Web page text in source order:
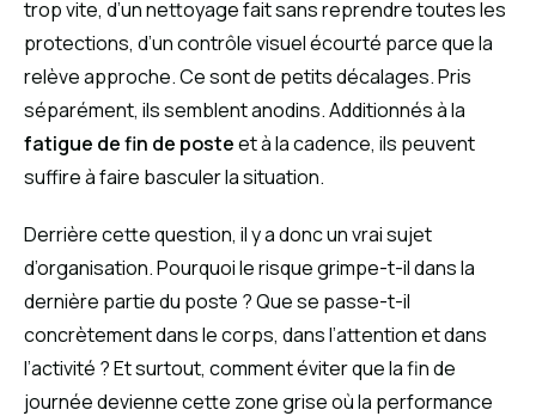
trop vite, d’un nettoyage fait sans reprendre toutes les
protections, d’un contrôle visuel écourté parce que la
relève approche. Ce sont de petits décalages. Pris
séparément, ils semblent anodins. Additionnés à la
fatigue de fin de posteet à la cadence, ils peuvent
suffire à faire basculer la situation.
Derrière cette question, il y a donc un vrai sujet
d’organisation. Pourquoi le risque grimpe-t-il dans la
dernière partie du poste ? Que se passe-t-il
concrètement dans le corps, dans l’attention et dans
l’activité ? Et surtout, comment éviter que la fin de
journée devienne cette zone grise où la performance